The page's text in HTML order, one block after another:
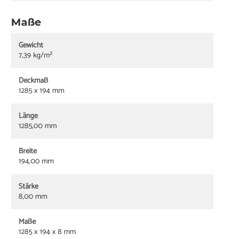
Maße
Gewicht
7,39 kg/m²
Deckmaß
1285 x 194 mm
Länge
1285,00 mm
Breite
194,00 mm
Stärke
8,00 mm
Maße
1285 x 194 x 8 mm